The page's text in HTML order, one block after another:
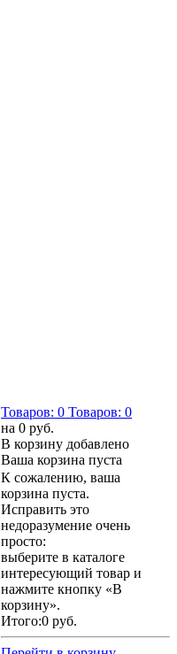
Товаров: 0 Товаров: 0
на 0 руб.
В корзину добавлено
Ваша корзина пуста
К сожалению, ваша
корзина пуста.
Исправить это
недоразумение очень
просто:
выберите в каталоге
интересующий товар и
нажмите кнопку «В
корзину».
Итого:0 руб.